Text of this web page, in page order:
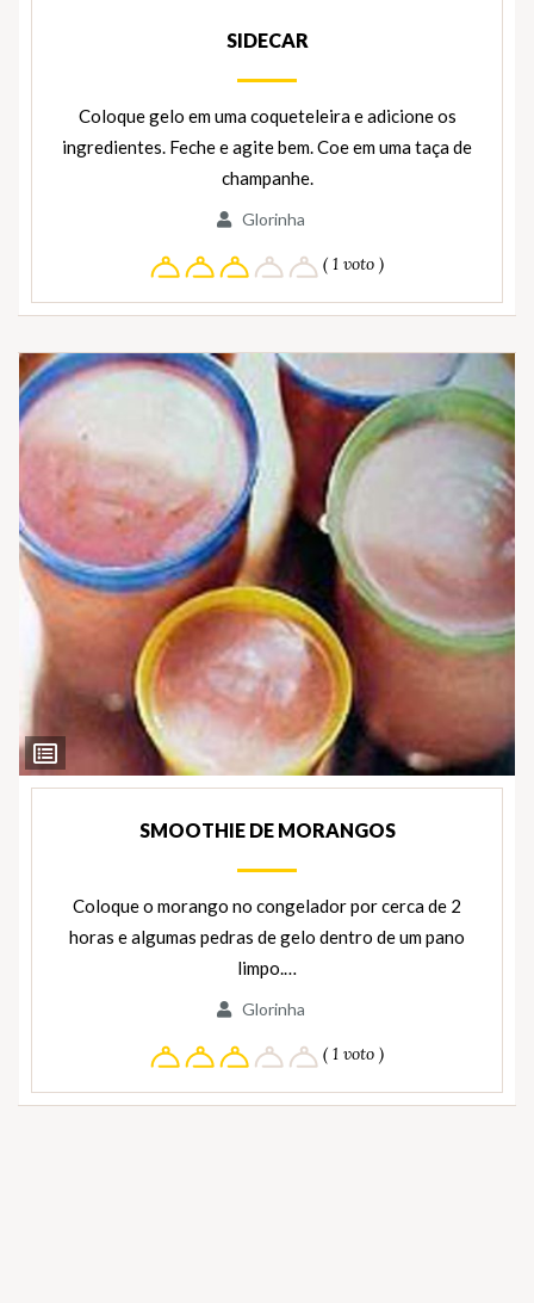
SIDECAR
Coloque gelo em uma coqueteleira e adicione os
ingredientes. Feche e agite bem. Coe em uma taça de
champanhe.
Glorinha
( 1 voto )
Ver
Ingredientes
SMOOTHIE DE MORANGOS
Coloque o morango no congelador por cerca de 2
horas e algumas pedras de gelo dentro de um pano
limpo.…
Glorinha
( 1 voto )